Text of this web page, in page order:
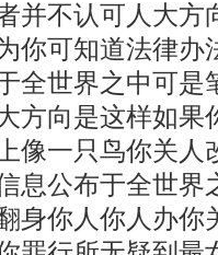
并不认可人大方
你可知道法律办
全世界之中可是
方向是这样如果
像一只鸟你关人
息公布于全世界
身你人你人办你